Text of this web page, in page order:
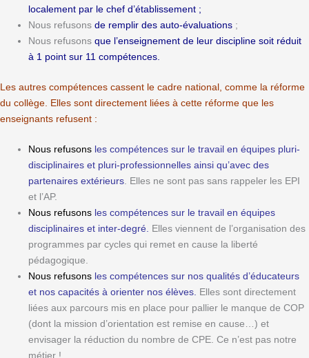
localement par le chef d’établissement ;
Nous refusonsde remplir des auto-évaluations ;
Nous refusonsque l’enseignement de leur discipline soit réduit
à 1 point sur 11 compétences.
Les autres compétences cassent le cadre national, comme la réforme
du collège. Elles sont directement liées à cette réforme que les
enseignants refusent :
Nous refusons les compétences sur le travail en équipes pluri-
disciplinaires et pluri-professionnelles ainsi qu’avec des
partenaires extérieurs. Elles ne sont pas sans rappeler les EPI
et l’AP.
Nous refusons les compétences sur le travail en équipes
disciplinaires et inter-degré. Elles viennent de l’organisation des
programmes par cycles qui remet en cause la liberté
pédagogique.
Nous refusons les compétences sur nos qualités d’éducateurs
et nos capacités à orienter nos élèves. Elles sont directement
liées aux parcours mis en place pour pallier le manque de COP
(dont la mission d’orientation est remise en cause…) et
envisager la réduction du nombre de CPE. Ce n’est pas notre
métier !